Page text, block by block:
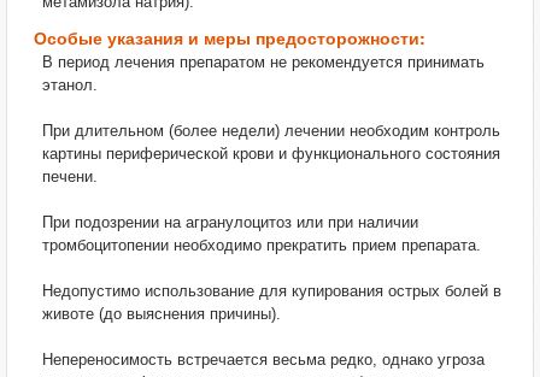
Особые указания и меры предосторожности:
В период лечения препаратом не рекомендуется принимать
этанол.
При длительном (более недели) лечении необходим контроль
картины периферической крови и функционального состояния
печени.
При подозрении на агранулоцитоз или при наличии
тромбоцитопении необходимо прекратить прием препарата.
Недопустимо использование для купирования острых болей в
животе (до выяснения причины).
Непереносимость встречается весьма редко, однако угроза